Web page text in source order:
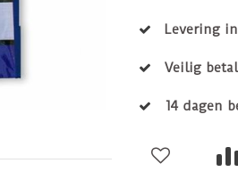
Levering
Veilig
14 dagen